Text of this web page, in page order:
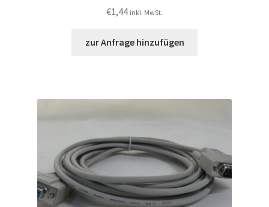
€1,44 inkl. MwSt.
zur Anfrage hinzufügen